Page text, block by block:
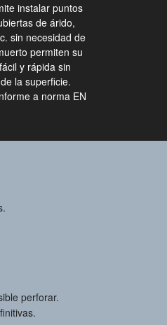
instalar puntos
de árido,
sin necesidad de
permiten su
y rápida sin
la superficie.
a norma EN
perforar.